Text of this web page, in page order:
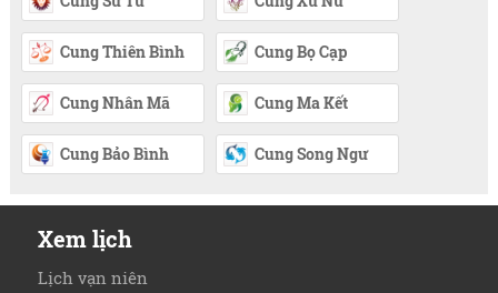
Cung Thiên Bình Cung Bọ Cạp
Cung Nhân Mã Cung Ma Kết
Cung Bảo Bình Cung Song Ngư
Xem lịch
Lịch vạn niên